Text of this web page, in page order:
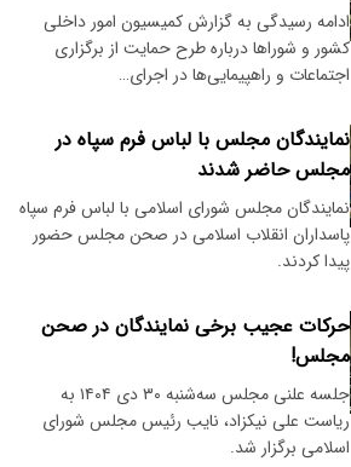
ادامه رسیدگی به گزارش کمیسیون امور داخلی
کشور و شوراها درباره طرح حمایت از برگزاری
اجتماعات و راهپیمایی‌ها در اجرای…
نمایندگان مجلس با لباس فرم سپاه در
مجلس حاضر شدند
نمایندگان مجلس شورای اسلامی با لباس فرم سپاه
پاسداران انقلاب اسلامی در صحن مجلس حضور
پیدا کردند.
حرکات عجیب برخی نمایندگان در صحن
مجلس!
جلسه علنی مجلس سه‌شنبه ۳۰ دی ۱۴۰۴ به
ریاست علی نیکزاد، نایب رئیس مجلس شورای
اسلامی برگزار شد.